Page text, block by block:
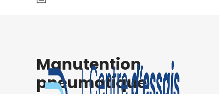
Manutention
pneumatique